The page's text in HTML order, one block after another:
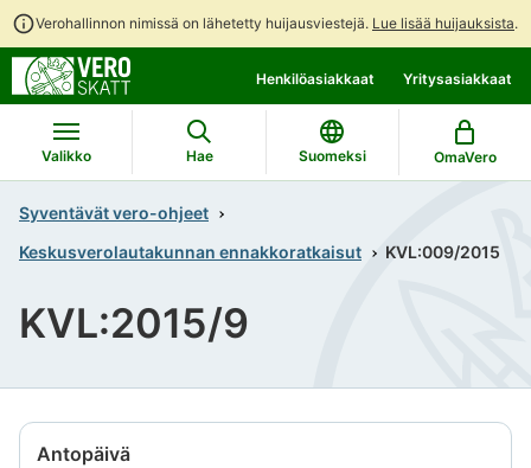
Verohallinnon nimissä on lähetetty huijausviestejä. Lue lisää huijauksista.
suoraan
sisältöön
koko
sivuston
hakuun
Henkilöasiakkaat Yritysasiakkaat
Valikko Hae Suomeksi OmaVero
Syventävät vero-ohjeet
Keskusverolautakunnan ennakkoratkaisut
KVL:009/2015
KVL:2015/9
Antopäivä